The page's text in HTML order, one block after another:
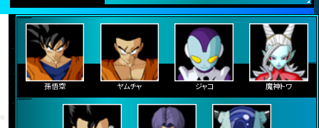
孫悟空 ヤムチャ ジャコ 魔神トワ